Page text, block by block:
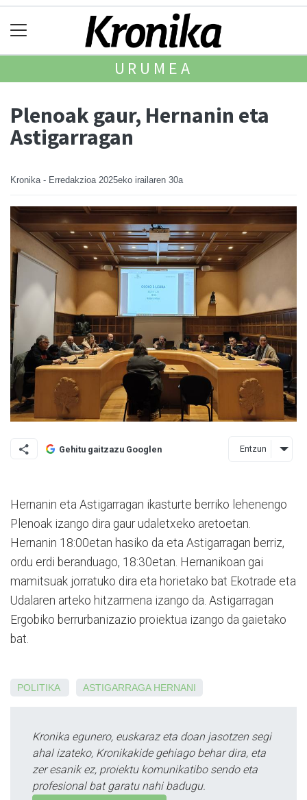
URUMEA
Plenoak gaur, Hernanin eta
Astigarragan
Kronika - Erredakzioa 2025eko irailaren 30a
Gehitu gaitzazu Googlen Entzun
Hernanin eta Astigarragan ikasturte berriko lehenengo
Plenoak izango dira gaur udaletxeko aretoetan.
Hernanin 18:00etan hasiko da eta Astigarragan berriz,
ordu erdi beranduago, 18:30etan. Hernanikoan gai
mamitsuak jorratuko dira eta horietako bat Ekotrade eta
Udalaren arteko hitzarmena izango da. Astigarragan
Ergobiko berrurbanizazio proiektua izango da gaietako
bat.
POLITIKA ASTIGARRAGA HERNANI
Kronika egunero, euskaraz eta doan jasotzen segi
ahal izateko, Kronikakide gehiago behar dira, eta
zer esanik ez, proiektu komunikatibo sendo eta
profesional bat garatu nahi badugu.